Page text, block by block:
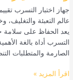
عالم التعبئة والتغليف،
يعد الحفاظ على سلامة
التسرب أداة بالغة
الصارمة والمتطلبات
|
تقييم
سلامة
العبوة
وفقًا
USP
اقرأ المزيد »